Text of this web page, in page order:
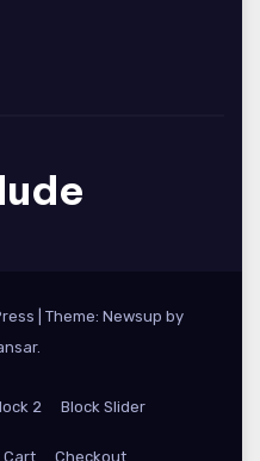
Theme: Newsup by
.
2 Block Slider
Cart Checkout